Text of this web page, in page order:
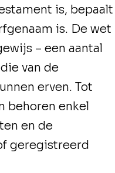
is, bepaalt
is. De wet
– een aantal
van de
erven. Tot
behoren enkel
en de
geregistreerd